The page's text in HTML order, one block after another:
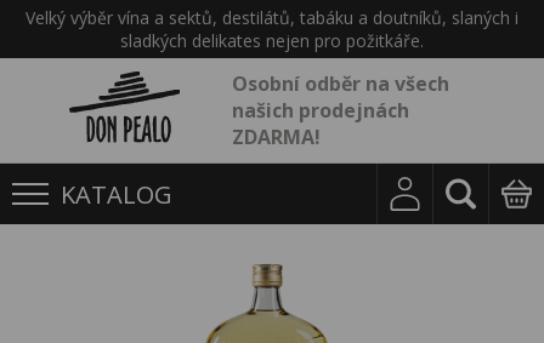
Velký výběr vína a sektů, destilátů, tabáku a doutníků, slaných i
sladkých delikates nejen pro požitkáře.
Osobní odběr na všech
našich prodejnách
ZDARMA!
KATALOG